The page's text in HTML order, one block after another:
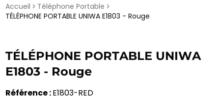
Accueil
Téléphone Portable
TÉLÉPHONE PORTABLE UNIWA E1803 - Rouge
TÉLÉPHONE PORTABLE UNIWA
E1803 - Rouge
Référence :E1803-RED